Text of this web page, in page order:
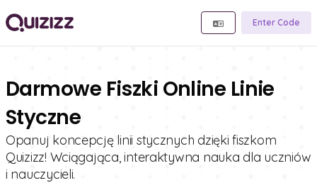
Enter Code
Darmowe Fiszki Online Linie
Styczne
Opanuj koncepcję linii stycznych dzięki fiszkom
Quizizz! Wciągająca, interaktywna nauka dla uczniów
i nauczycieli.